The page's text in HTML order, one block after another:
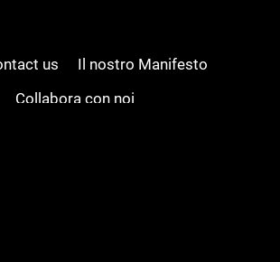
us
Il nostro Manifesto
Collabora con noi